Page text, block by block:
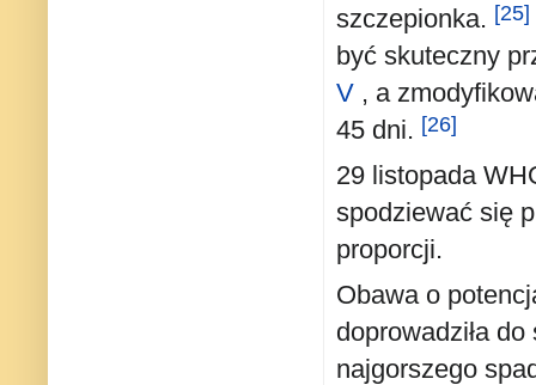
szczepionka. [25]
być skuteczny
V , a
45 dni. [26]
29 listopada
spodziewać się
proporcji.
Obawa o
doprowadziła
najgorszego